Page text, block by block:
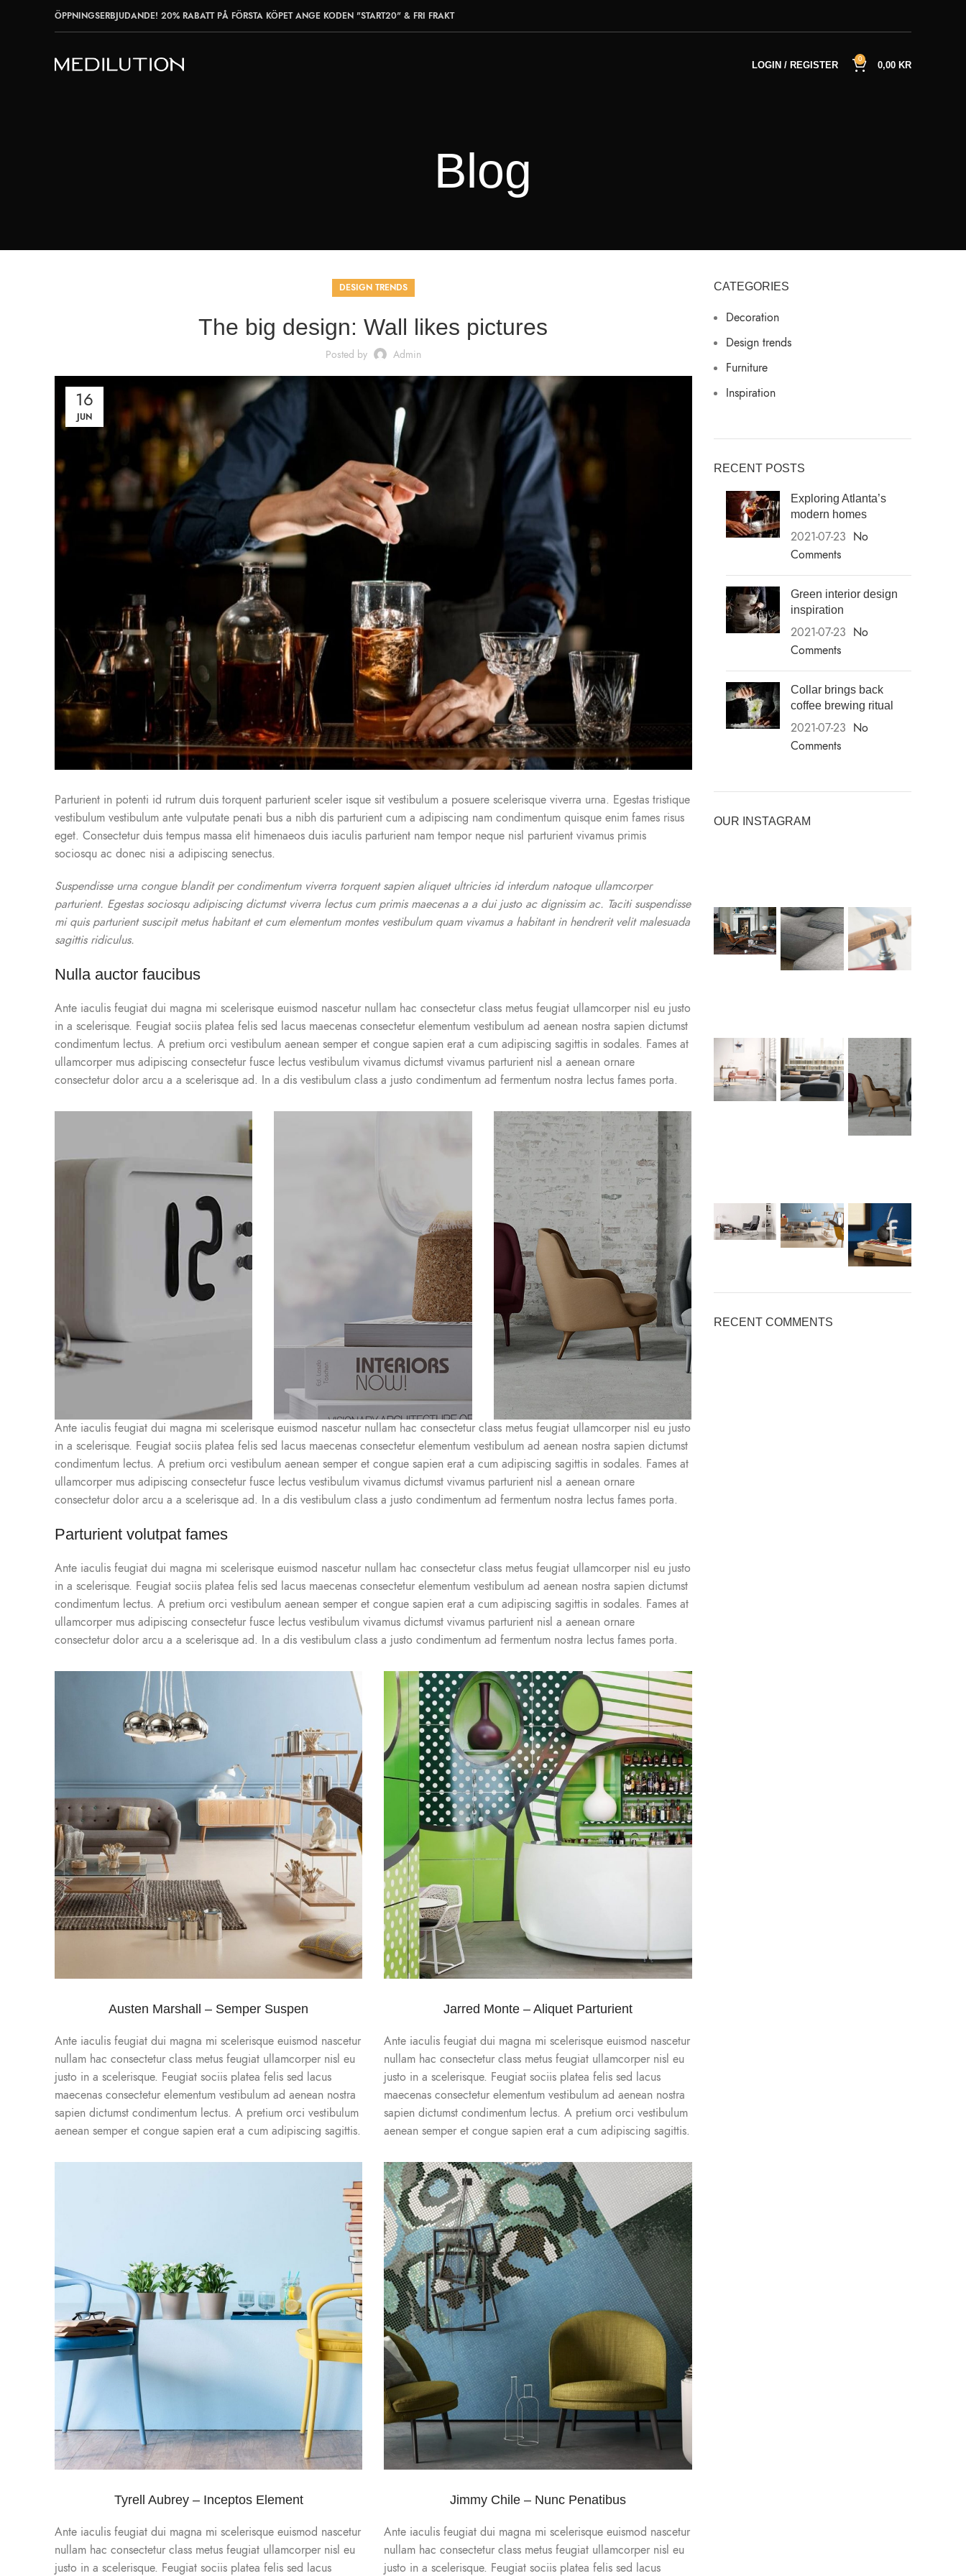
ÖPPNINGSERBJUDANDE! 20% RABATT PÅ FÖRSTA KÖPET ANGE KODEN "START20" & FRI FRAKT
LOGIN / REGISTER
0
0,00 KR
Blog
DESIGN TRENDS
The big design: Wall likes pictures
Posted by Admin
16
JUN
Parturient in potenti id rutrum duis torquent parturient sceler isque sit vestibulum a posuere scelerisque viverra urna. Egestas tristique
vestibulum vestibulum ante vulputate penati bus a nibh dis parturient cum a adipiscing nam condimentum quisque enim fames risus
eget. Consectetur duis tempus massa elit himenaeos duis iaculis parturient nam tempor neque nisl parturient vivamus primis
sociosqu ac donec nisi a adipiscing senectus.
Suspendisse urna congue blandit per condimentum viverra torquent sapien aliquet ultricies id interdum natoque ullamcorper
parturient. Egestas sociosqu adipiscing dictumst viverra lectus cum primis maecenas a a dui justo ac dignissim ac. Taciti suspendisse
mi quis parturient suscipit metus habitant et cum elementum montes vestibulum quam vivamus a habitant in hendrerit velit malesuada
sagittis ridiculus.
Nulla auctor faucibus
Ante iaculis feugiat dui magna mi scelerisque euismod nascetur nullam hac consectetur class metus feugiat ullamcorper nisl eu justo
in a scelerisque. Feugiat sociis platea felis sed lacus maecenas consectetur elementum vestibulum ad aenean nostra sapien dictumst
condimentum lectus. A pretium orci vestibulum aenean semper et congue sapien erat a cum adipiscing sagittis in sodales. Fames at
ullamcorper mus adipiscing consectetur fusce lectus vestibulum vivamus dictumst vivamus parturient nisl a aenean ornare
consectetur dolor arcu a a scelerisque ad. In a dis vestibulum class a justo condimentum ad fermentum nostra lectus fames porta.
Ante iaculis feugiat dui magna mi scelerisque euismod nascetur nullam hac consectetur class metus feugiat ullamcorper nisl eu justo
in a scelerisque. Feugiat sociis platea felis sed lacus maecenas consectetur elementum vestibulum ad aenean nostra sapien dictumst
condimentum lectus. A pretium orci vestibulum aenean semper et congue sapien erat a cum adipiscing sagittis in sodales. Fames at
ullamcorper mus adipiscing consectetur fusce lectus vestibulum vivamus dictumst vivamus parturient nisl a aenean ornare
consectetur dolor arcu a a scelerisque ad. In a dis vestibulum class a justo condimentum ad fermentum nostra lectus fames porta.
Parturient volutpat fames
Ante iaculis feugiat dui magna mi scelerisque euismod nascetur nullam hac consectetur class metus feugiat ullamcorper nisl eu justo
in a scelerisque. Feugiat sociis platea felis sed lacus maecenas consectetur elementum vestibulum ad aenean nostra sapien dictumst
condimentum lectus. A pretium orci vestibulum aenean semper et congue sapien erat a cum adipiscing sagittis in sodales. Fames at
ullamcorper mus adipiscing consectetur fusce lectus vestibulum vivamus dictumst vivamus parturient nisl a aenean ornare
consectetur dolor arcu a a scelerisque ad. In a dis vestibulum class a justo condimentum ad fermentum nostra lectus fames porta.
Austen Marshall – Semper Suspen
Ante iaculis feugiat dui magna mi scelerisque euismod nascetur
nullam hac consectetur class metus feugiat ullamcorper nisl eu
justo in a scelerisque. Feugiat sociis platea felis sed lacus
maecenas consectetur elementum vestibulum ad aenean nostra
sapien dictumst condimentum lectus. A pretium orci vestibulum
aenean semper et congue sapien erat a cum adipiscing sagittis.
Jarred Monte – Aliquet Parturient
Ante iaculis feugiat dui magna mi scelerisque euismod nascetur
nullam hac consectetur class metus feugiat ullamcorper nisl eu
justo in a scelerisque. Feugiat sociis platea felis sed lacus
maecenas consectetur elementum vestibulum ad aenean nostra
sapien dictumst condimentum lectus. A pretium orci vestibulum
aenean semper et congue sapien erat a cum adipiscing sagittis.
Tyrell Aubrey – Inceptos Element
Ante iaculis feugiat dui magna mi scelerisque euismod nascetur
nullam hac consectetur class metus feugiat ullamcorper nisl eu
justo in a scelerisque. Feugiat sociis platea felis sed lacus
Jimmy Chile – Nunc Penatibus
Ante iaculis feugiat dui magna mi scelerisque euismod nascetur
nullam hac consectetur class metus feugiat ullamcorper nisl eu
justo in a scelerisque. Feugiat sociis platea felis sed lacus
CATEGORIES
Decoration
Design trends
Furniture
Inspiration
RECENT POSTS
Exploring Atlanta’s
modern homes
2021-07-23 No
Comments
Green interior design
inspiration
2021-07-23 No
Comments
Collar brings back
coffee brewing ritual
2021-07-23 No
Comments
OUR INSTAGRAM
RECENT COMMENTS